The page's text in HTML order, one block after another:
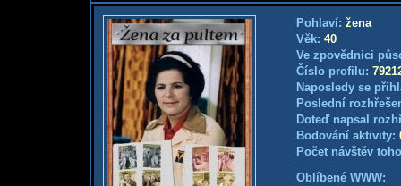
Pohlaví: žena
Věk: 40
Ve zpovědnici
Číslo profilu:
Naposledy se
Poslední
Doteď napsal
Bodování aktivity:
Počet návštěv
Oblíbené WWW: